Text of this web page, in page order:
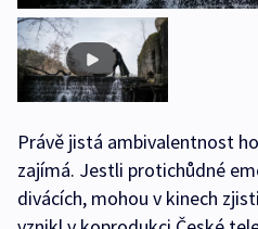
Právě jistá ambivalentnost
zajímá. Jestli protichůdné
divácích, mohou v kinech